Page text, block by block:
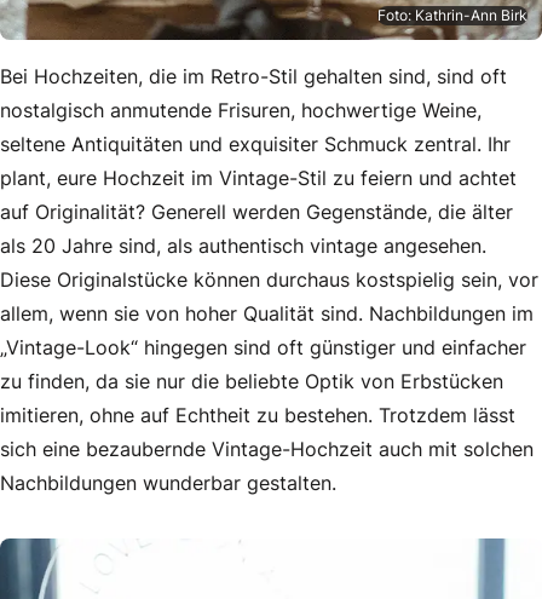
Foto: Kathrin-Ann Birk
Bei Hochzeiten, die im Retro-Stil gehalten sind, sind oft
nostalgisch anmutende Frisuren, hochwertige Weine,
seltene Antiquitäten und exquisiter Schmuck zentral. Ihr
plant, eure Hochzeit im Vintage-Stil zu feiern und achtet
auf Originalität? Generell werden Gegenstände, die älter
als 20 Jahre sind, als authentisch vintage angesehen.
Diese Originalstücke können durchaus kostspielig sein, vor
allem, wenn sie von hoher Qualität sind. Nachbildungen im
„Vintage-Look“ hingegen sind oft günstiger und einfacher
zu finden, da sie nur die beliebte Optik von Erbstücken
imitieren, ohne auf Echtheit zu bestehen. Trotzdem lässt
sich eine bezaubernde Vintage-Hochzeit auch mit solchen
Nachbildungen wunderbar gestalten.